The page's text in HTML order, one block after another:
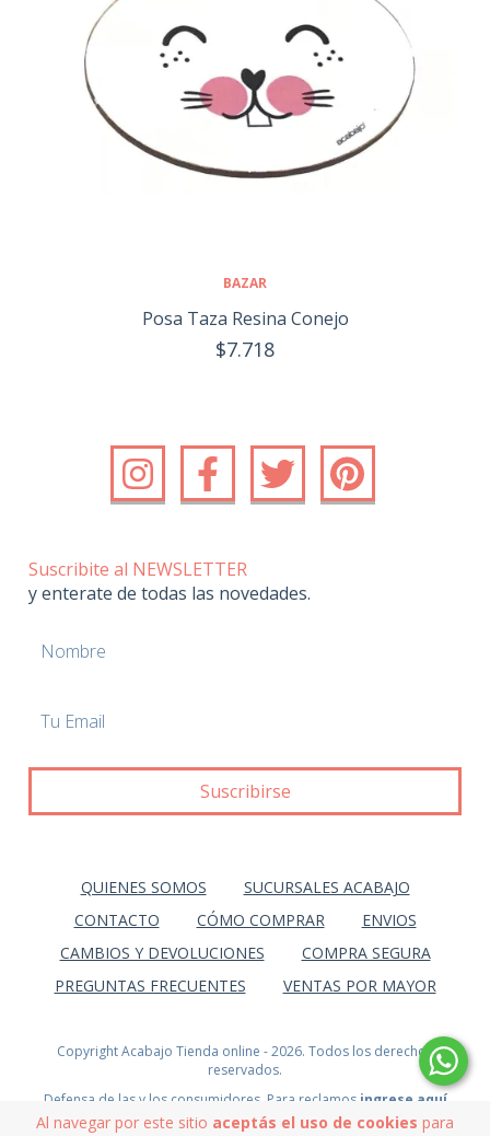
Al navegar por este sitio aceptás el uso de cookies para
BAZAR
Posa Taza Resina Conejo
$7.718
Suscribite al NEWSLETTER
y enterate de todas las novedades.
QUIENES SOMOS
SUCURSALES ACABAJO
CONTACTO
CÓMO COMPRAR
ENVIOS
CAMBIOS Y DEVOLUCIONES
COMPRA SEGURA
PREGUNTAS FRECUENTES
VENTAS POR MAYOR
Copyright Acabajo Tienda online - 2026. Todos los derechos
reservados.
Defensa de las y los consumidores. Para reclamos ingrese aquí